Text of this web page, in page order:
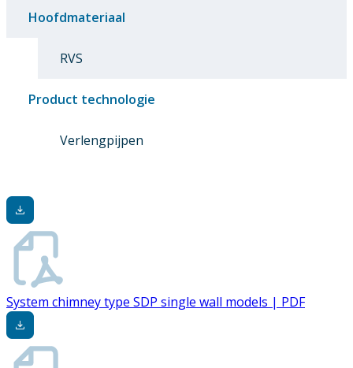
Hoofdmateriaal
RVS
Product technologie
Verlengpijpen
System chimney type SDP single wall models | PDF